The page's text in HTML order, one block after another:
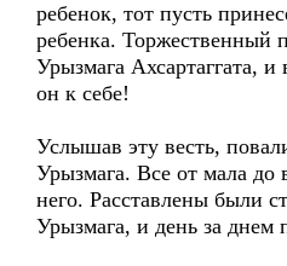
ребенок, тот пусть
ребенка. Торжественный
Урызмага Ахсартаггата, и
он к себе!
Услышав эту весть,
Урызмага. Все от мала до
него. Расставлены были
Урызмага, и день за днем